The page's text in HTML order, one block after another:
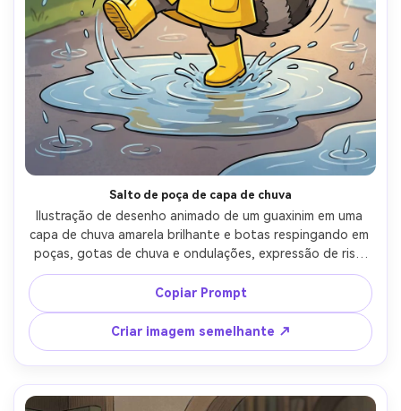
Salto de poça de capa de chuva
Ilustração de desenho animado de um guaxinim em uma
capa de chuva amarela brilhante e botas respingando em
poças, gotas de chuva e ondulações, expressão de riso
alegre, cores vibrantes, contorno nítido, fundo simples
suave, arcos de movimento brincalhão, vibração saudável
de dia chuvoso, lente de 85mm, profundidade de campo
rasa, iluminação cinematográfica suave-AR 4:5
Copiar Prompt
Criar imagem semelhante ↗